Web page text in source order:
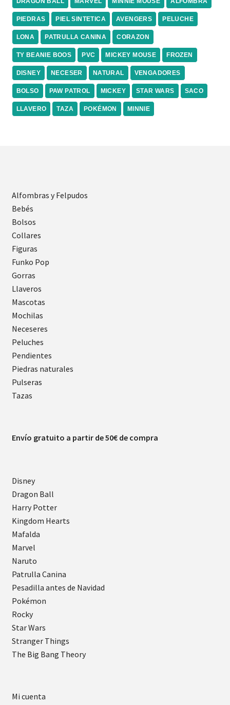
PIEDRAS PIEL SINTETICA AVENGERS PELUCHE
LONA PATRULLA CANINA CORAZON
TY BEANIE BOOS PVC MICKEY MOUSE FROZEN
DISNEY NECESER NATURAL VENGADORES
BOLSO PAW PATROL MICKEY STAR WARS SACO
LLAVERO TAZA POKÉMON MINNIE
Alfombras y Felpudos
Bebés
Bolsos
Collares
Figuras
Funko Pop
Gorras
Llaveros
Mascotas
Mochilas
Neceseres
Peluches
Pendientes
Piedras naturales
Pulseras
Tazas
Envío gratuito a partir de 50€ de compra
Disney
Dragon Ball
Harry Potter
Kingdom Hearts
Mafalda
Marvel
Naruto
Patrulla Canina
Pesadilla antes de Navidad
Pokémon
Rocky
Star Wars
Stranger Things
The Big Bang Theory
Mi cuenta